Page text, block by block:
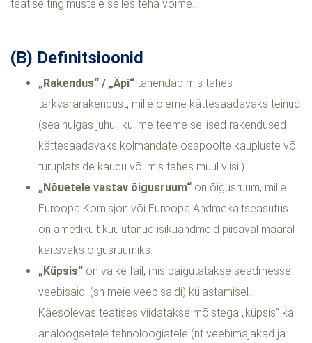
teatise tingimustele selles teha võime.
(B) Definitsioonid
„Rakendus“ / „Äpi“ tähendab mis tahes
tarkvararakendust, mille oleme kättesaadavaks teinud
(sealhulgas juhul, kui me teeme sellised rakendused
kättesaadavaks kolmandate osapoolte kaupluste või
turuplatside kaudu või mis tahes muul viisil).
„Nõuetele vastav õigusruum“ on õigusruum, mille
Euroopa Komisjon või Euroopa Andmekaitseasutus
on ametlikult kuulutanud isikuandmeid piisaval määral
kaitsvaks õigusruumiks.
„Küpsis“ on väike fail, mis paigutatakse seadmesse
veebisaidi (sh meie veebisaidi) külastamisel.
Käesolevas teatises viidatakse mõistega „küpsis“ ka
analoogsetele tehnoloogiatele (nt veebimajakad ja